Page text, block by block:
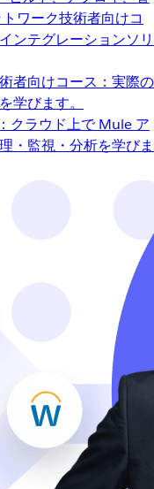
ワーク技術者向けコ
ンテグレーションソリ
者向けコース：実際の
学びます。
クラウド上で Mule ア
・監視・分析を学びま